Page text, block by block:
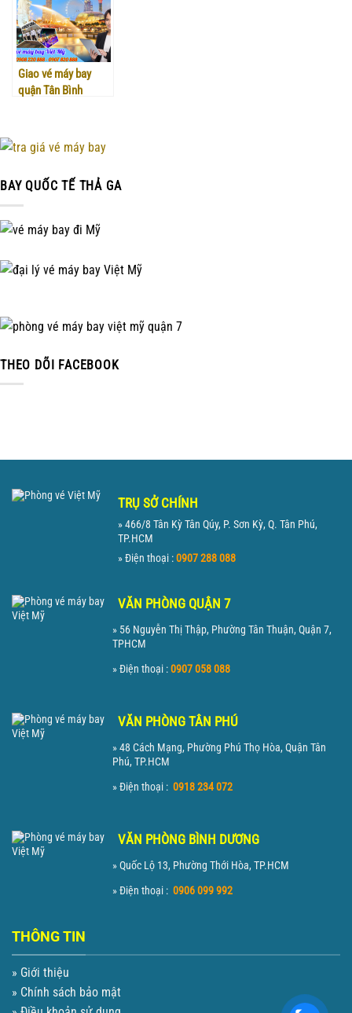
Giao vé máy bay
quận Tân Bình
BAY QUỐC TẾ THẢ GA
THEO DÕI FACEBOOK
TRỤ SỞ CHÍNH
» 466/8 Tân Kỳ Tân Qúy, P. Sơn Kỳ, Q. Tân Phú,
TP.HCM
» Điện thoại :0907 288 088
VĂN PHÒNG QUẬN 7
» 56 Nguyễn Thị Thập, Phường Tân Thuận, Quận 7,
TPHCM
» Điện thoại :0907 058 088
VĂN PHÒNG TÂN PHÚ
» 48 Cách Mạng, Phường Phú Thọ Hòa, Quận Tân
Phú, TP.HCM
» Điện thoại : 0918 234 072
VĂN PHÒNG BÌNH DƯƠNG
» Quốc Lộ 13, Phường Thới Hòa, TP.HCM
» Điện thoại : 0906 099 992
THÔNG TIN
» Giới thiệu
» Chính sách bảo mật